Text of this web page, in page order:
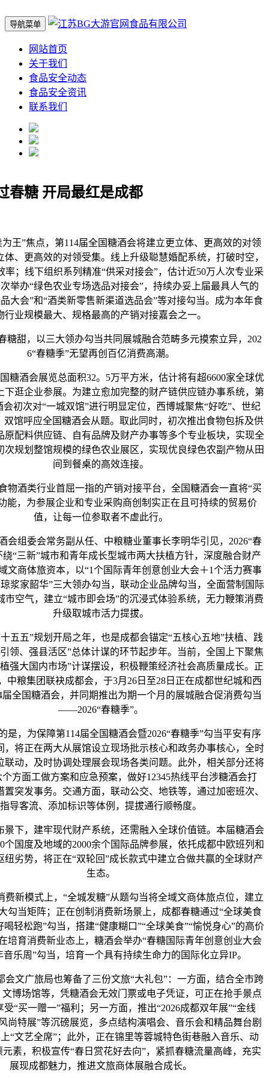
导航菜单
网站首页
关于我们
食品安全动态
食品安全资讯
联系我们
春糖 开局最红是成都
”焦点，第114届全国糖酒会将建立更立体、更高效的对领
体、更高效的对领受集。线上升级聪慧婚配系统，打破时空，
率；线下组织系列精准“供采对接会”，估计近50万人次专业采
举办“绿色农业专场选品对接会”，持续办妥上届最具人气的
大会”和“酒类新零售新渠道选品会”等对接勾当。成为本年食
行业规模最大、规格最高的产销对接嘉会之一。
，以三大领办勾当共同展城融合范畴多元摸索立异，202
6“春糖季”无望再创百亿消费高潮。
酒会展览总面积32。5万平方米，估计将有超6600家全球优
下逛企业参展。为建立愈加完整的财产链供应链办事系统，第
会初次对“一城双馆”进行明显定位，西博城聚焦“好吃”、世纪
双馆呼应全国糖酒会从题。取此同时，初次推出食物包拆及供
原配料供应链、自有品牌及财产办事等多个专业板块，实现全
次规划整馆规模的绿色农业展区，实现优良绿色农副产物从田
间到餐桌的高效连接。
类行业首屈一指的产销对接平台，全国糖酒会一直将“买
能，为参展企业和专业采购商创制实正在且可持续的贸易价
值，让每一位参取者不虚此行。
委会常务副从任、中粮糖业董事长李明华引见，2026“春
绕“三新”城市和青年成长型城市两大扶植方针，深度融合财产
文商体旅资本，以“1个国际青年创意创业大会＋1个活力赛事
浆家韶华”三大领办勾当，联动企业品牌勾当，全面营制国际
市空气，建立“城市即会场”的沉浸式体验系统，无力鞭策消费
升级取城市活力提拔。
五”规划开局之年，也是成都会锚定“五核心五地”扶植、践
领、强县活区”总体计谋的环节起步年。当前，全国上下聚焦
强大国内市场”计谋摆设，积极鞭策经济社会高质量成长。正
中粮集团联袂成都会，于3月26日至28日正在成都世纪城和西
届全国糖酒会，并同期推出为期一个月的展城融合促消费勾当
——2026“春糖季”。
为保障第114届全国糖酒会暨2026“春糖季”勾当平安有序
，将正在两大从展馆设立现场批示核心和政务办事核心，全时
联动，及时协调处理展会现场各类问题。此外，相关部分还将
方面工做方案和应急预案，做好12345热线平台涉糖酒会打
置突发事务。交通方面，联动公交、地铁等，通过加密班次、
指导客流、添加标识等体例，提拔通行顺畅度。
，建牢现代财产系统，还需融入全球价值链。本届糖酒会
个国度及地域的2000余个国际品牌参展，依托成都中欧班列和
纽劣势，将正在“双轮回”成长款式中建立合做共赢的全球财产
生态。
模式上，“全城发糖”从题勾当将全域文商体旅点位，建立
勾当矩阵；正在创制消费新场景上，成都春糖通过“全球美食
喝轻松跑”勾当，搭建“健康糊口”“全球美食”“愉悦身心”的高价
培育消费新业态上，糖酒会举办“春糖国际青年创意创业大会
乐周”勾当，培育一个具有持续生命力的国际化立异IP。
广旅局也筹备了三份文旅“大礼包”：一方面，结合全市跨
文博场馆等，凭糖酒会无效门票或电子凭证，可正在抢手景点
“买一赠一”福利；另一方面，推出“2026成都双年展”“金线
特展”等沉磅展览，多点结构演唱会、音乐会和精品舞台剧
“文艺全席”；此外，正在锦里等蓉城特色街巷融入音乐、动
素，积极宣传“春日赏花好去向”，紧抓春糖流量高峰，充实
展现成都魅力，推进文旅商体展融合成长。